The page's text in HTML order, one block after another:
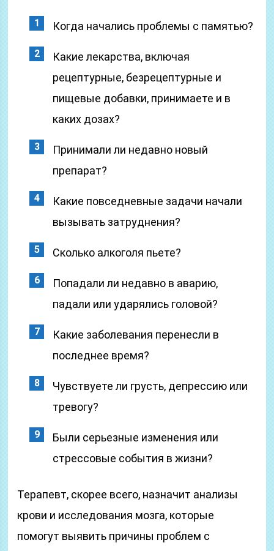
Когда начались проблемы с памятью?
Какие лекарства, включая
рецептурные, безрецептурные и
пищевые добавки, принимаете и в
каких дозах?
Принимали ли недавно новый
препарат?
Какие повседневные задачи начали
вызывать затруднения?
Сколько алкоголя пьете?
Попадали ли недавно в аварию,
падали или ударялись головой?
Какие заболевания перенесли в
последнее время?
Чувствуете ли грусть, депрессию или
тревогу?
Были серьезные изменения или
стрессовые события в жизни?
Терапевт, скорее всего, назначит анализы
крови и исследования мозга, которые
помогут выявить причины проблем с